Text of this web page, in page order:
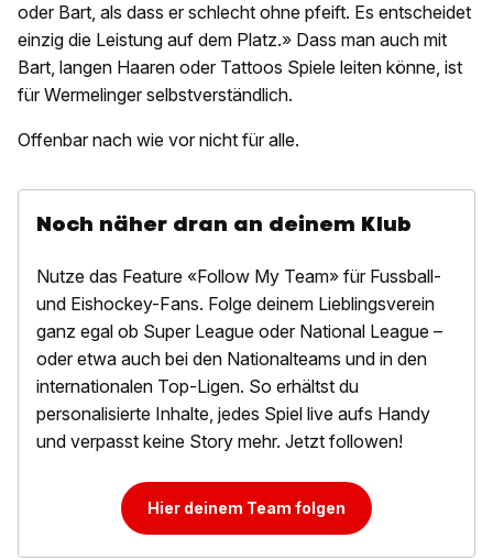
oder Bart, als dass er schlecht ohne pfeift. Es entscheidet
einzig die Leistung auf dem Platz.» Dass man auch mit
Bart, langen Haaren oder Tattoos Spiele leiten könne, ist
für Wermelinger selbstverständlich.
Offenbar nach wie vor nicht für alle.
Noch näher dran an deinem Klub
Nutze das Feature «Follow My Team» für Fussball-
und Eishockey-Fans. Folge deinem Lieblingsverein
ganz egal ob Super League oder National League –
oder etwa auch bei den Nationalteams und in den
internationalen Top-Ligen. So erhältst du
personalisierte Inhalte, jedes Spiel live aufs Handy
und verpasst keine Story mehr. Jetzt followen!
Hier deinem Team folgen